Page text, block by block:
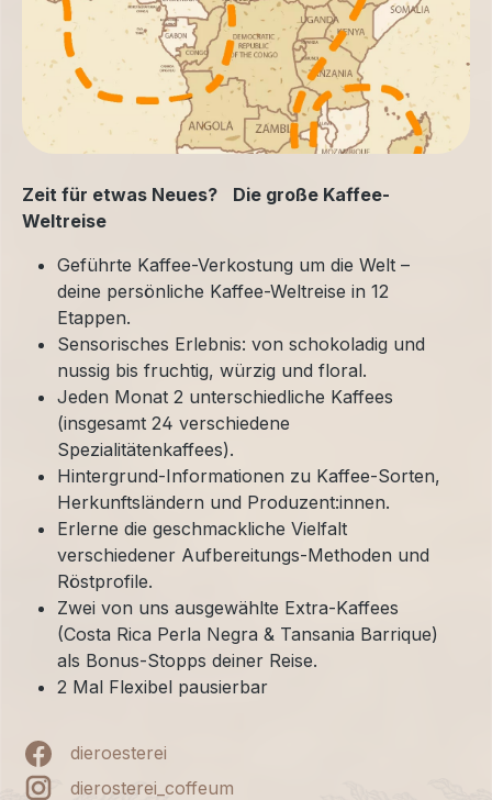
Zeit für etwas Neues? Die große Kaffee-
Weltreise
Geführte Kaffee-Verkostung um die Welt –
deine persönliche Kaffee-Weltreise in 12
Etappen.
Sensorisches Erlebnis: von schokoladig und
nussig bis fruchtig, würzig und floral.
Jeden Monat 2 unterschiedliche Kaffees
(insgesamt 24 verschiedene
Spezialitätenkaffees).
Hintergrund-Informationen zu Kaffee-Sorten,
Herkunftsländern und Produzent:innen.
Erlerne die geschmackliche Vielfalt
verschiedener Aufbereitungs-Methoden und
Röstprofile.
Zwei von uns ausgewählte Extra-Kaffees
(Costa Rica Perla Negra & Tansania Barrique)
als Bonus-Stopps deiner Reise.
2 Mal Flexibel pausierbar
dieroesterei
dierosterei_coffeum